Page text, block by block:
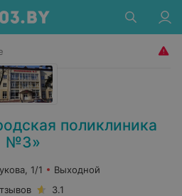
поликлиника
№3»
1/1
Выходной
3.1